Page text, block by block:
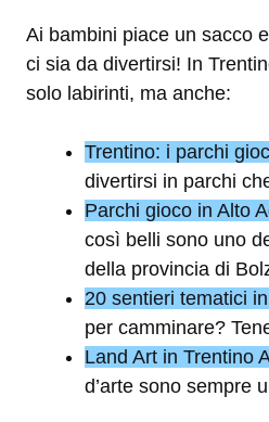
Ai bambini piace un sacco
ci sia da divertirsi! In
solo labirinti, ma anche:
Trentino: i parchi
divertirsi in parchi
Parchi gioco in Alto
così belli sono uno
della provincia di
20 sentieri tematici
per camminare?
Land Art in Trentino
d’arte sono sempre